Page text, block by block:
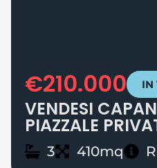
€210.000 IN
VENDESI
PIAZZALE
3 410mq